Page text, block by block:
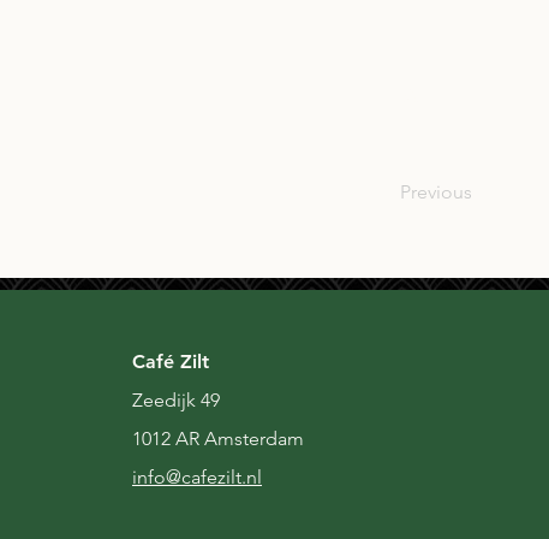
Previous
Café Zilt
Zeedijk 49
1012 AR Amsterdam
info@cafezilt.nl